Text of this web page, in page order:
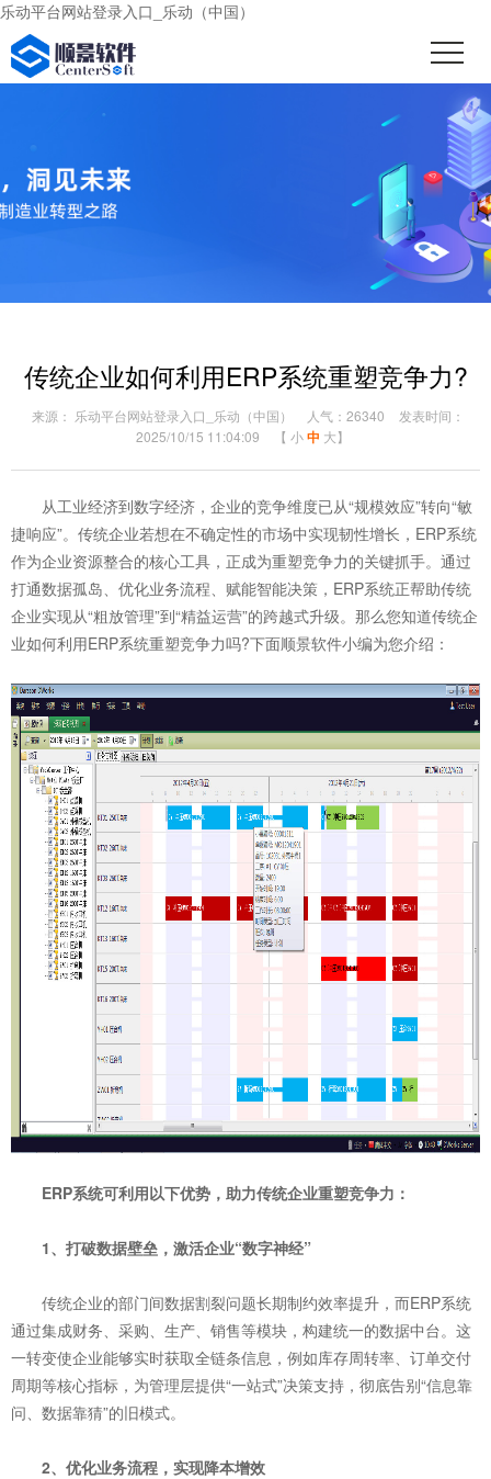
乐动平台网站登录入口_乐动（中国）
传统企业如何利用ERP系统重塑竞争力?
来源： 乐动平台网站登录入口_乐动（中国） 人气：26340
发表时间：
2025/10/15 11:04:09
【 小中 大】
从工业经济到数字经济，企业的竞争维度已从“规模效应”转向“敏
捷响应”。传统企业若想在不确定性的市场中实现韧性增长，ERP系统
作为企业资源整合的核心工具，正成为重塑竞争力的关键抓手。通过
打通数据孤岛、优化业务流程、赋能智能决策，ERP系统正帮助传统
企业实现从“粗放管理”到“精益运营”的跨越式升级。那么您知道传统企
业如何利用ERP系统重塑竞争力吗?下面顺景软件小编为您介绍：
ERP系统可利用以下优势，助力传统企业重塑竞争力：
1、打破数据壁垒，激活企业“数字神经”
传统企业的部门间数据割裂问题长期制约效率提升，而ERP系统
通过集成财务、采购、生产、销售等模块，构建统一的数据中台。这
一转变使企业能够实时获取全链条信息，例如库存周转率、订单交付
周期等核心指标，为管理层提供“一站式”决策支持，彻底告别“信息靠
问、数据靠猜”的旧模式。
2、优化业务流程，实现降本增效